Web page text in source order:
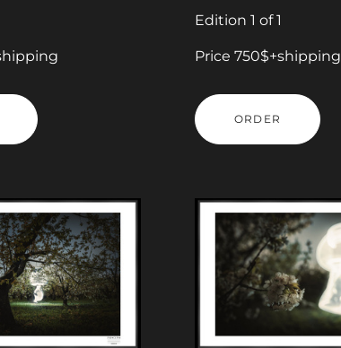
Edition 1 of 1
Price 750$+shipping
ORDER